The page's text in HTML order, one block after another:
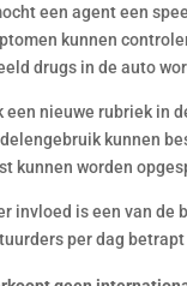
een agent een
kunnen
drugs in de auto
een nieuwe rubriek in
kunnen
kunnen worden
invloed is een van
per dag